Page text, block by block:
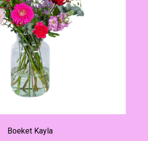
Boeket Kayla